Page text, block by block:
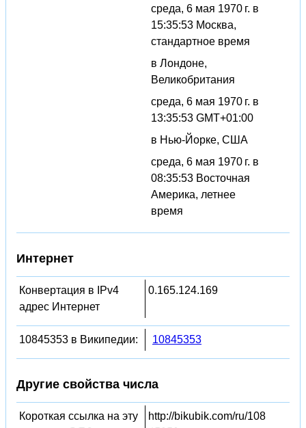
среда, 6 мая 1970 г. в
15:35:53 Москва,
стандартное время
в Лондоне,
Великобритания
среда, 6 мая 1970 г. в
13:35:53 GMT+01:00
в Нью-Йорке, США
среда, 6 мая 1970 г. в
08:35:53 Восточная
Америка, летнее
время
Интернет
Конвертация в IPv4
адрес Интернет
0.165.124.169
10845353 в Википедии: 10845353
Другие свойства числа
Короткая ссылка на эту
http://bikubik.com/ru/108